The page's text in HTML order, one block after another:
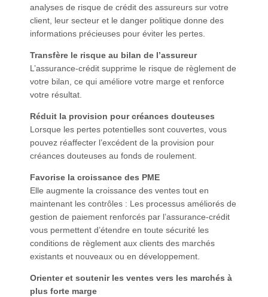
analyses de risque de crédit des assureurs sur votre
client, leur secteur et le danger politique donne des
informations précieuses pour éviter les pertes.
Transfère le risque au bilan de l’assureur
L’assurance-crédit supprime le risque de règlement de
votre bilan, ce qui améliore votre marge et renforce
votre résultat.
Réduit la provision pour créances douteuses
Lorsque les pertes potentielles sont couvertes, vous
pouvez réaffecter l’excédent de la provision pour
créances douteuses au fonds de roulement.
Favorise la croissance des PME
Elle augmente la croissance des ventes tout en
maintenant les contrôles : Les processus améliorés de
gestion de paiement renforcés par l’assurance-crédit
vous permettent d’étendre en toute sécurité les
conditions de règlement aux clients des marchés
existants et nouveaux ou en développement.
Orienter et soutenir les ventes vers les marchés à
plus forte marge